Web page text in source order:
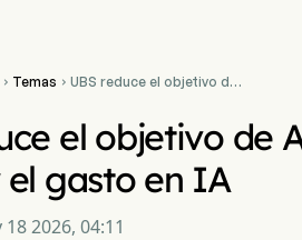
 Temas  UBS reduce el objetivo de
el objetivo de
gasto en IA
2026, 04:11